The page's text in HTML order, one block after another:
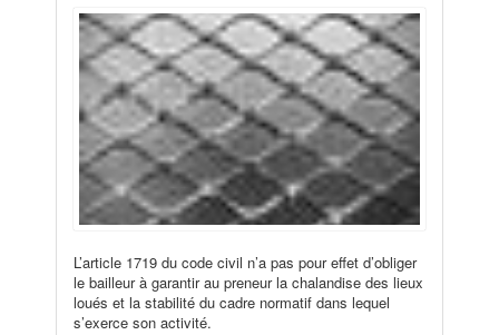
L’article 1719 du code civil n’a pas pour effet d’obliger
le bailleur à garantir au preneur la chalandise des lieux
loués et la stabilité du cadre normatif dans lequel
s’exerce son activité.